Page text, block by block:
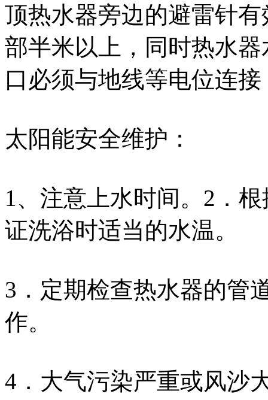
顶热水器旁边的避雷针
部半米以上，同时热水
口必须与地线等电位连
太阳能安全维护：
1、注意上水时间。2．
证洗浴时适当的水温。
3．定期检查热水器的管
作。
4．大气污染严重或风沙